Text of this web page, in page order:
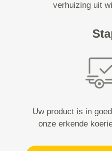
verhuizing uit
Uw product is in
onze erkende